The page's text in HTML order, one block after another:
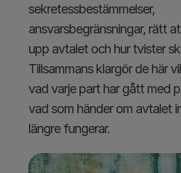
sekretessbestämmelser,
ansvarsbegränsningar, rätt
upp avtalet och hur tvister
Tillsammans klargör de här
vad varje part har gått med
vad som händer om avtalet
längre fungerar.